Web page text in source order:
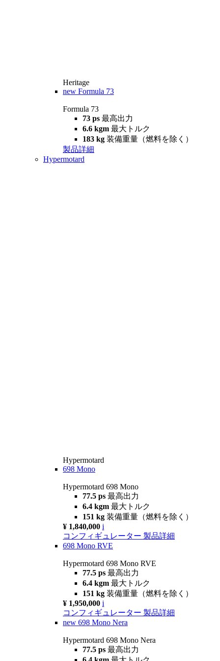
Heritage
new Formula 73
Formula 73
73 ps 最高出力
6.6 kgm 最大トルク
183 kg 装備重量（燃料を除く）
製品詳細
Hypermotard
Hypermotard
698 Mono
Hypermotard 698 Mono
77.5 ps 最高出力
6.4 kgm 最大トルク
151 kg 装備重量（燃料を除く）
¥ 1,840,000 i
コンフィギュレーター 製品詳細
698 Mono RVE
Hypermotard 698 Mono RVE
77.5 ps 最高出力
6.4 kgm 最大トルク
151 kg 装備重量（燃料を除く）
¥ 1,950,000 i
コンフィギュレーター 製品詳細
new 698 Mono Nera
Hypermotard 698 Mono Nera
77.5 ps 最高出力